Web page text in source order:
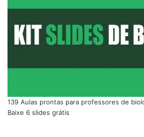
139 Aulas prontas para professores de
Baixe 6 slides grátis